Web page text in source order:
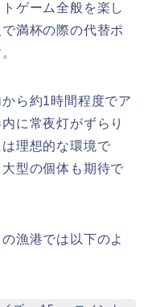
ゲーム全般を楽し
満杯の際の代替ポ
ら約1時間程度でア
に常夜灯がずらり
理想的な環境で
型の個体も期待で
漁港では以下のよ